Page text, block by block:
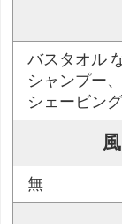
バスタオル
シャンプー
シェービン
無